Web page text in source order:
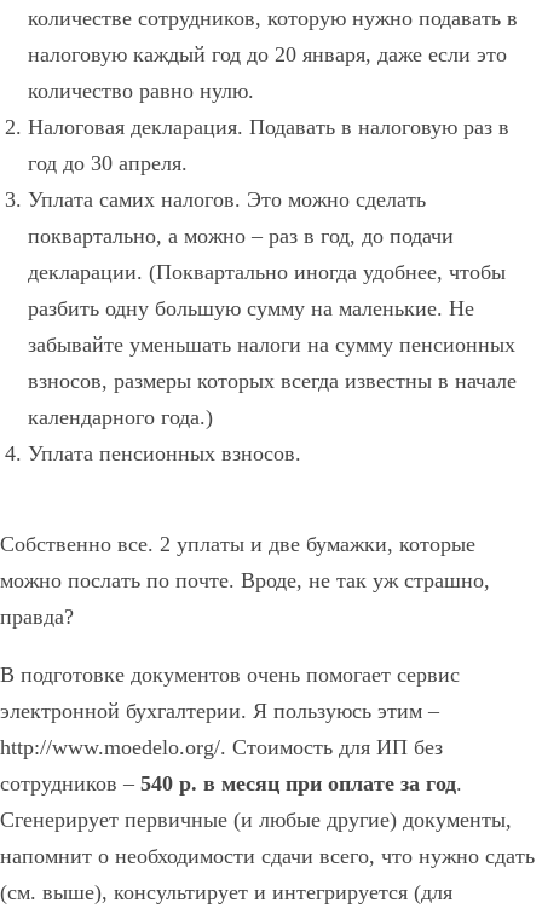
количестве сотрудников, которую нужно подавать в
налоговую каждый год до 20 января, даже если это
количество равно нулю.
Налоговая декларация. Подавать в налоговую раз в
год до 30 апреля.
Уплата самих налогов. Это можно сделать
поквартально, а можно – раз в год, до подачи
декларации. (Поквартально иногда удобнее, чтобы
разбить одну большую сумму на маленькие. Не
забывайте уменьшать налоги на сумму пенсионных
взносов, размеры которых всегда известны в начале
календарного года.)
Уплата пенсионных взносов.
Собственно все. 2 уплаты и две бумажки, которые
можно послать по почте. Вроде, не так уж страшно,
правда?
В подготовке документов очень помогает сервис
электронной бухгалтерии. Я пользуюсь этим –
http://www.moedelo.org/. Стоимость для ИП без
сотрудников – 540 р. в месяц при оплате за год.
Сгенерирует первичные (и любые другие) документы,
напомнит о необходимости сдачи всего, что нужно сдать
(см. выше), консультирует и интегрируется (для